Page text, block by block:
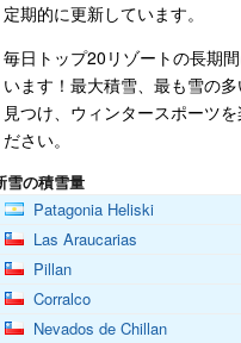
定期的に更新しています。
毎日トップ20リゾートの長期
います！最大積雪、最も雪の
見つけ、ウィンタースポーツ
ださい。
雪の積雪量
Patagonia Heliski
Las Araucarias
Pillan
Corralco
Nevados de Chillan